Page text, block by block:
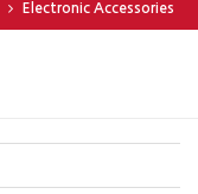
Electronic Accessories